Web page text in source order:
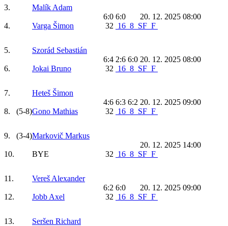
3.
Malík Adam
6:0 6:0
20. 12. 2025 08:00
4.
Varga Šimon 32 16 8 SF F
5.
Szorád Sebastián
6:4 2:6 6:0 20. 12. 2025 08:00
6.
Jokai Bruno 32 16 8 SF F
7.
Heteš Šimon
4:6 6:3 6:2 20. 12. 2025 09:00
8.
(5-8)Gono Mathias 32 16 8 SF F
9. (3-4)Markovič Markus
20. 12. 2025 14:00
10.
BYE 32 16 8 SF F
11.
Vereš Alexander
6:2 6:0
20. 12. 2025 09:00
12.
Jobb Axel 32 16 8 SF F
13.
Seršen Richard